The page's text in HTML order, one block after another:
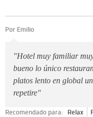
Por Emilio
"Hotel muy familiar
bueno lo único
platos lento en global
repetire"
Recomendado para: Relax